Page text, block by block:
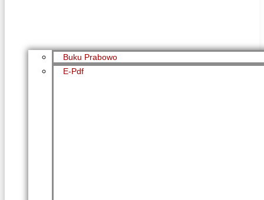
Buku Prabowo
E-Pdf